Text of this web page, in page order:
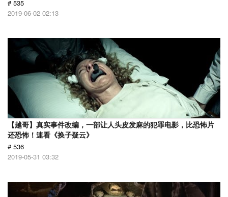
# 535
2019-06-02 02:13
【越哥】真实事件改编，一部让人头皮发麻的犯罪电影，比恐怖片
还恐怖！速看《换子疑云》
# 536
2019-05-31 03:32